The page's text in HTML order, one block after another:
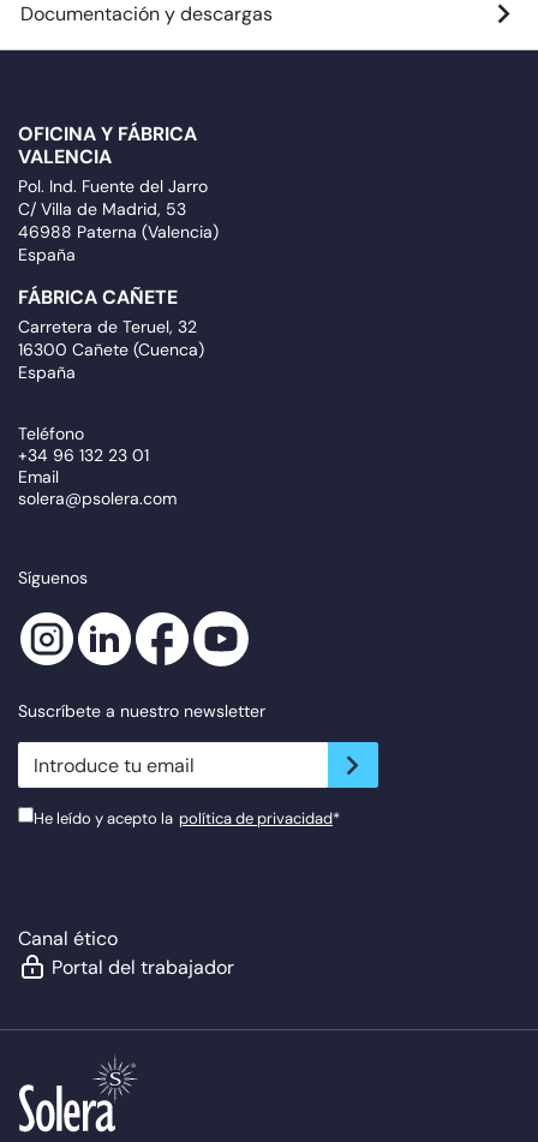
Documentación y descargas
OFICINA Y FÁBRICA
VALENCIA
Pol. Ind. Fuente del Jarro
C/ Villa de Madrid, 53
46988 Paterna (Valencia)
España
FÁBRICA CAÑETE
Carretera de Teruel, 32
16300 Cañete (Cuenca)
España
Teléfono
+34 96 132 23 01
Email
solera@psolera.com
Síguenos
Suscríbete a nuestro newsletter
newsletter.suscribe
He leído y acepto la política de privacidad*
Canal ético
Portal del trabajador